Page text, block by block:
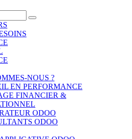
NOUS ?
EN PERFORMANCE
FINANCIER &
ODOO
ODOO